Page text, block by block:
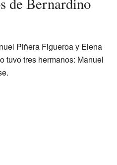
Piñera Figueroa y Elena
tuvo tres hermanos: Manuel